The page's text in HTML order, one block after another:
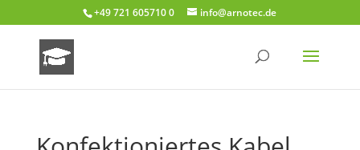
+49 721 605710 0 info@arnotec.de